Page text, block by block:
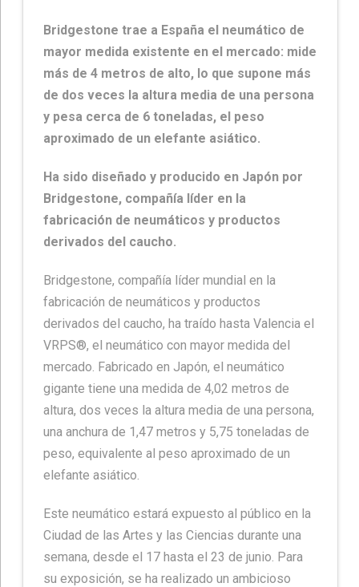
Bridgestone trae a España el neumático de
mayor medida existente en el mercado: mide
más de 4 metros de alto, lo que supone más
de dos veces la altura media de una persona
y pesa cerca de 6 toneladas, el peso
aproximado de un elefante asiático.
Ha sido diseñado y producido en Japón por
Bridgestone, compañía líder en la
fabricación de neumáticos y productos
derivados del caucho.
Bridgestone, compañía líder mundial en la
fabricación de neumáticos y productos
derivados del caucho, ha traído hasta Valencia el
VRPS®, el neumático con mayor medida del
mercado. Fabricado en Japón, el neumático
gigante tiene una medida de 4,02 metros de
altura, dos veces la altura media de una persona,
una anchura de 1,47 metros y 5,75 toneladas de
peso, equivalente al peso aproximado de un
elefante asiático.
Este neumático estará expuesto al público en la
Ciudad de las Artes y las Ciencias durante una
semana, desde el 17 hasta el 23 de junio. Para
su exposición, se ha realizado un ambicioso